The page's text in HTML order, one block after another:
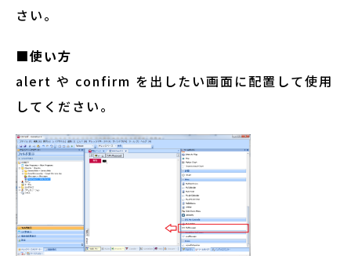
さい。
■使い方
alert や confirm を出したい画面に配置して使用
してください。